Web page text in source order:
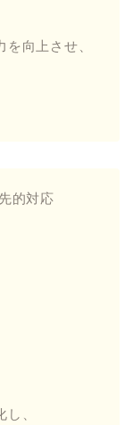
向上させ、
的対応
、